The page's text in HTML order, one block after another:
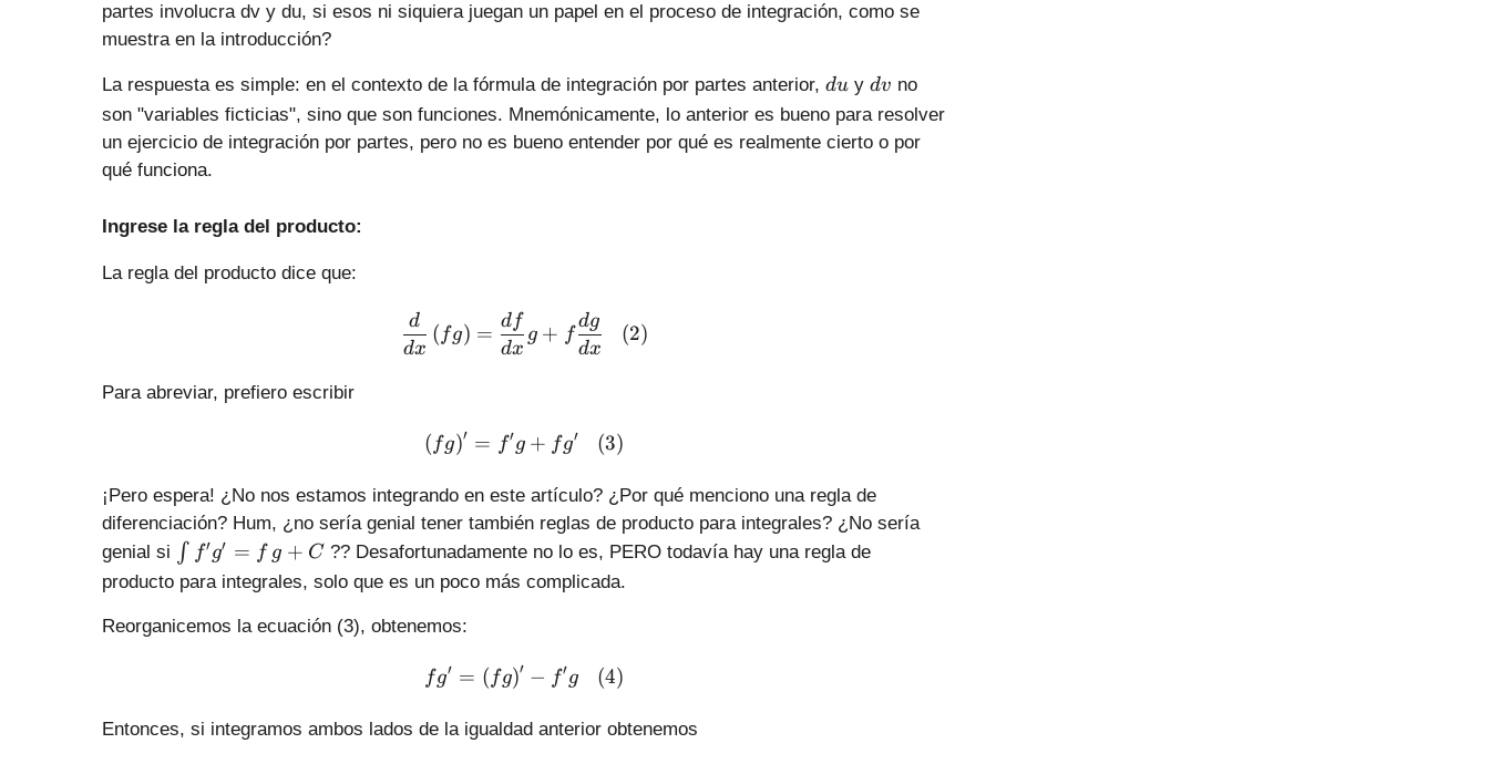
partes involucra dv y du, si esos ni siquiera juegan un papel en el proceso de integración, como se
muestra en la introducción?
La respuesta es simple: en el contexto de la fórmula de integración por partes anterior, d
u
du y d
v
dv no
son "variables ficticias", sino que son funciones. Mnemónicamente, lo anterior es bueno para resolver
un ejercicio de integración por partes, pero no es bueno entender por qué es realmente cierto o por
qué funciona.
Ingrese la regla del producto:
La regla del producto dice que:
\frac{d}{dx}\left( fg \right)=\frac{df}{dx}g+f\frac{dg}{dx} \,\,\,\,\,(2)
dx
d
( fg) =
dx
df
g + f
dx
dg
(2)
Para abreviar, prefiero escribir
\left( fg \right)'=f'g+fg' \,\,\,\,\,(3)
( fg)′ = f′g + fg′ (3)
¡Pero espera! ¿No nos estamos integrando en este artículo? ¿Por qué menciono una regla de
diferenciación? Hum, ¿no sería genial tener también reglas de producto para integrales? ¿No sería
genial si \i
n
t
{
=
f
∫ f′g′ = f g + C ?? Desafortunadamente no lo es, PERO todavía hay una regla de
producto para integrales, solo que es un poco más complicada.
Reorganicemos la ecuación (3), obtenemos:
fg'=\left( fg \right)'-f'g \,\,\,\,\,(4)
fg′ = ( f g)′ − f′g (4)
Entonces, si integramos ambos lados de la igualdad anterior obtenemos